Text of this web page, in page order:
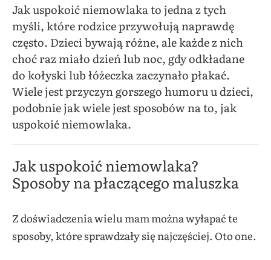
Jak uspokoić niemowlaka to jedna z tych
myśli, które rodzice przywołują naprawdę
często. Dzieci bywają różne, ale każde z nich
choć raz miało dzień lub noc, gdy odkładane
do kołyski lub łóżeczka zaczynało płakać.
Wiele jest przyczyn gorszego humoru u dzieci,
podobnie jak wiele jest sposobów na to, jak
uspokoić niemowlaka.
Jak uspokoić niemowlaka?
Sposoby na płaczącego maluszka
Z doświadczenia wielu mam można wyłapać te
sposoby, które sprawdzały się najczęściej. Oto one.